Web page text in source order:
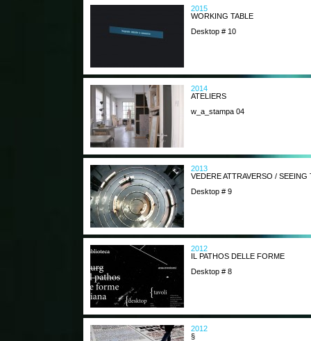
2015
WORKING TABLE
Desktop # 10
2014
ATELIERS
w_a_stampa 04
2013
VEDERE ATTRAVERSO /
Desktop # 9
2012
IL PATHOS DELLE FORME
Desktop # 8
2012
§